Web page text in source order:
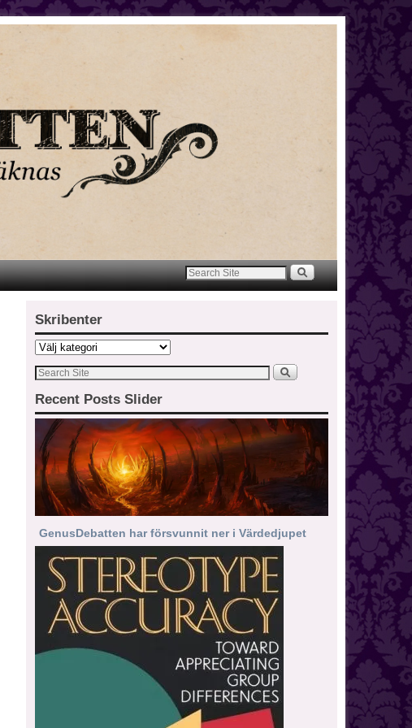
Skribenter
Recent Posts Slider
GenusDebatten har försvunnit ner i Värdedjupet